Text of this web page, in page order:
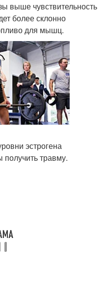
выше чувствительность
более склонно
для мышц.
эстрогена
травму.